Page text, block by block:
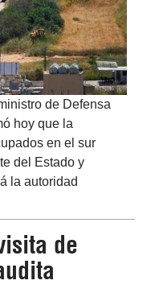
de Defensa
hoy que la
en el sur
del Estado y
la autoridad
de